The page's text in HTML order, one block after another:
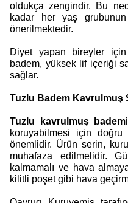
oldukça zengindir. Bu
kadar her yaş
önerilmektedir.
Diyet yapan bireyler
badem, yüksek lif içeriği
sağlar.
Tuzlu Badem Kavrulmuş
Tuzlu kavrulmuş badem
koruyabilmesi için doğru
önemlidir. Ürün serin,
muhafaza edilmelidir.
kalmamalı ve hava
kilitli poşet gibi hava